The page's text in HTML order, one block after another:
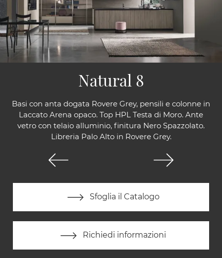
Basi con anta dogata Rovere Grey, pensili e colonne in
Laccato Arena opaco. Top HPL Testa di Moro. Ante
vetro con telaio alluminio, finitura Nero Spazzolato.
Libreria Palo Alto in Rovere Grey.
Sfoglia il Catalogo
Richiedi informazioni
Natural 8